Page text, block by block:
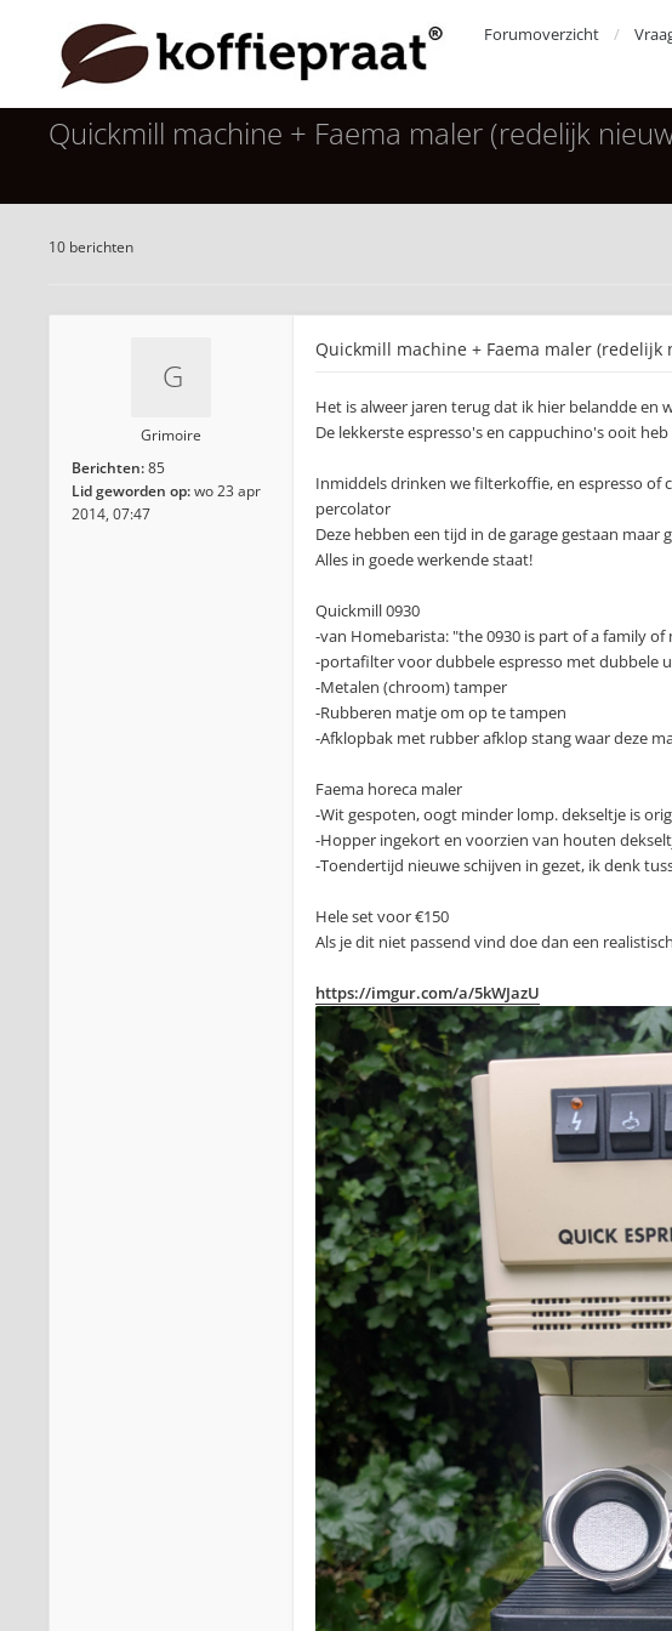
Forumoverzicht
Quickmill machine + Faema maler (redelijk
10 berichten
Grimoire
Berichten:85
Lid geworden op:wo 23 apr
2014, 07:47
Quickmill machine + Faema maler (redelijk
Het is alweer jaren terug dat ik hier belandde en
De lekkerste espresso's en cappuchino's ooit
Inmiddels drinken we filterkoffie, en espresso
percolator
Deze hebben een tijd in de garage gestaan
Alles in goede werkende staat!
Quickmill 0930
-van Homebarista: "the 0930 is part of a family
-portafilter voor dubbele espresso met dubbele
-Metalen (chroom) tamper
-Rubberen matje om op te tampen
-Afklopbak met rubber afklop stang waar deze
Faema horeca maler
-Wit gespoten, oogt minder lomp. dekseltje is
-Hopper ingekort en voorzien van houten
-Toendertijd nieuwe schijven in gezet, ik denk
Hele set voor €150
Als je dit niet passend vind doe dan een
https://imgur.com/a/5kWJazU